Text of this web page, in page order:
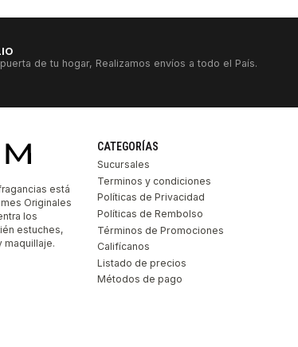
de tu hogar, Realizamos envíos a todo el País.
está
Originales
los
estuches,
maquillaje.
CATEGORÍAS
Sucursales
Terminos y condiciones
Políticas de Privacidad
Políticas de Rembolso
Términos de Promociones
Califícanos
Listado de precios
Métodos de pago